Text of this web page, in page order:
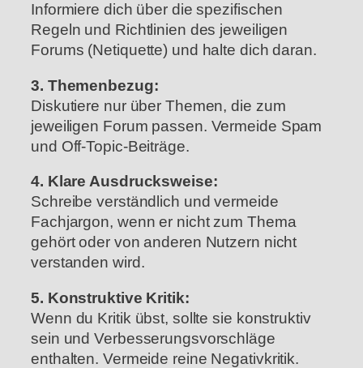
Informiere dich über die spezifischen
Regeln und Richtlinien des jeweiligen
Forums (Netiquette) und halte dich daran.
3. Themenbezug:
Diskutiere nur über Themen, die zum
jeweiligen Forum passen. Vermeide Spam
und Off-Topic-Beiträge.
4. Klare Ausdrucksweise:
Schreibe verständlich und vermeide
Fachjargon, wenn er nicht zum Thema
gehört oder von anderen Nutzern nicht
verstanden wird.
5. Konstruktive Kritik:
Wenn du Kritik übst, sollte sie konstruktiv
sein und Verbesserungsvorschläge
enthalten. Vermeide reine Negativkritik.